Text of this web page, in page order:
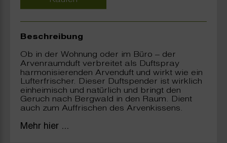
Beschreibung
Ob in der Wohnung oder im Büro – der
Arvenraumduft verbreitet als Duftspray
harmonisierenden Arvenduft und wirkt wie ein
Lufterfrischer. Dieser Duftspender ist wirklich
einheimisch und natürlich und bringt den
Geruch nach Bergwald in den Raum. Dient
auch zum Auffrischen des Arvenkissens.
Mehr hier ...